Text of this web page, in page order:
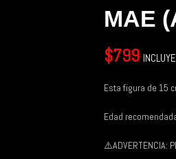
MAE
$799
Esta figura de 15
Edad
⚠️ADVERTENCIA: